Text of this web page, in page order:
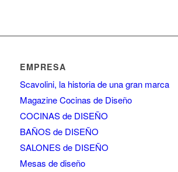
EMPRESA
Scavolini, la historia de una gran marca
Magazine Cocinas de Diseño
COCINAS de DISEÑO
BAÑOS de DISEÑO
SALONES de DISEÑO
Mesas de diseño